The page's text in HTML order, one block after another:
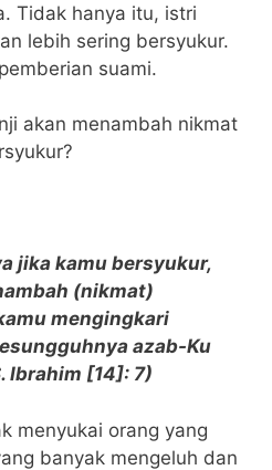
Tidak hanya itu, istri
lebih sering bersyukur.
suami.
akan menambah nikmat
jika kamu bersyukur,
(nikmat)
mengingkari
azab-Ku
Ibrahim [14]: 7)
menyukai orang yang
banyak mengeluh dan